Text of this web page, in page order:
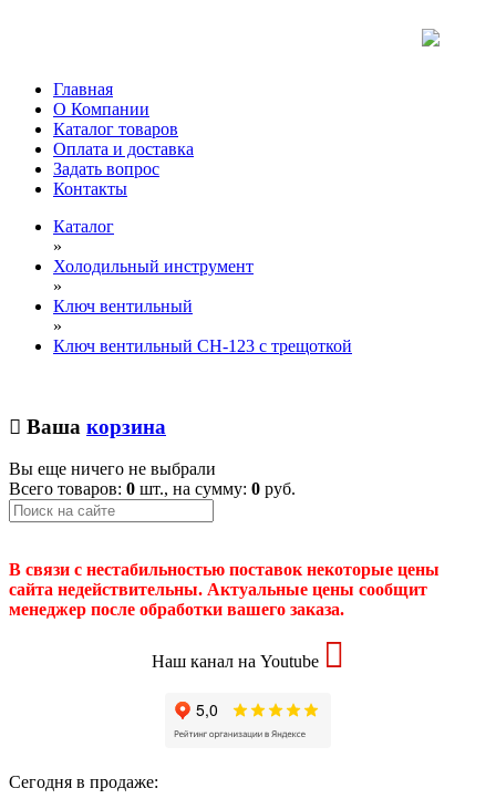
Главная
О Компании
Каталог товаров
Оплата и доставка
Задать вопрос
Контакты
Каталог
»
Холодильный инструмент
»
Ключ вентильный
»
Ключ вентильный CH-123 с трещоткой
Ваша корзина
Вы еще ничего не выбрали
Всего товаров: 0 шт., на сумму: 0 руб.
В связи с нестабильностью поставок некоторые цены
сайта недействительны. Актуальные цены сообщит
менеджер после обработки вашего заказа.
Наш канал на Youtube
Сегодня в продаже: